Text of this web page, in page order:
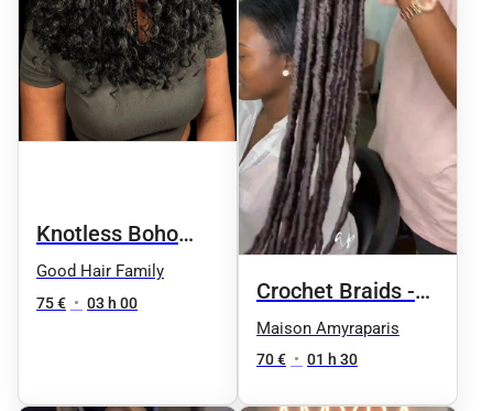
Knotless Boho
Bob
Good Hair Family
75 € • 03 h 00
Crochet Braids -
Pose méthode
First Line
Maison Amyraparis
70 € • 01 h 30